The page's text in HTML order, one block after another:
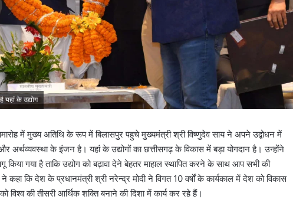
यहां के उद्योग
में मुख्य अतिथि के रूप में बिलासपुर पहुचे मुख्यमंत्री श्री विष्णुदेव साय ने अपने उद्बोधन में
अर्थव्यवस्था के इंजन है। यहां के उद्योगों का छत्तीसगढ़ के विकास में बड़ा योगदान है। उन्होंने
किया गया है ताकि उद्योग को बढ़ावा देने बेहतर माहाल स्थापित करने के साथ आप सभी की
कि देश के प्रधानमंत्री श्री नरेन्द्र मोदी ने विगत 10 वर्षों के कार्यकाल में देश को विकास
विश्व की तीसरी आर्थिक शक्ति बनाने की दिशा में कार्य कर रहे हैं।